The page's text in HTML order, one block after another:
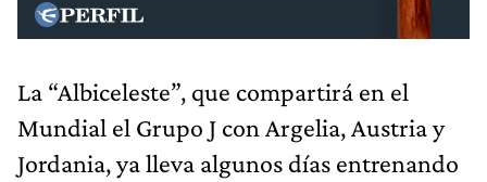
La “Albiceleste”, que compartirá en el
Mundial el Grupo J con Argelia, Austria y
Jordania, ya lleva algunos días entrenando